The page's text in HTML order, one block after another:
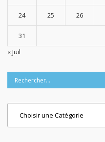
24 25 26
31
« Juil